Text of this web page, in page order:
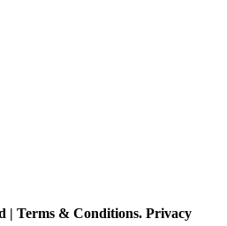
| Terms & Conditions. Privacy